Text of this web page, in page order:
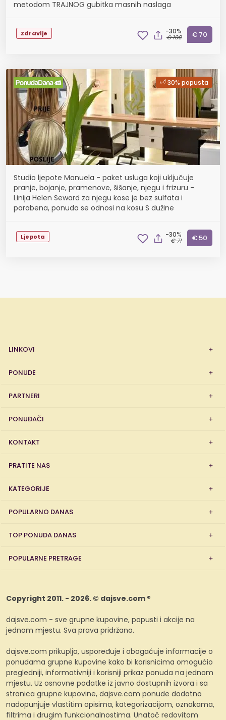
metodom TRAJNOG gubitka masnih naslaga
Zdravlje -30%
€ 100 € 70
30% popusta
Studio ljepote Manuela - paket usluga koji uključuje
pranje, bojanje, pramenove, šišanje, njegu i frizuru -
Linija Helen Seward za njegu kose je bez sulfata i
parabena, ponuda se odnosi na kosu S dužine
Ljepota -30%
€ 71 € 50
LINKOVI
PONUDE
PARTNERI
PONUĐAČI
KONTAKT
PRATITE NAS
KATEGORIJE
POPULARNO DANAS
TOP PONUDA DANAS
POPULARNE PRETRAGE
Copyright 2011. - 2026. © dajsve.com ®
dajsve.com - sve grupne kupovine, popusti i akcije na
jednom mjestu. Sva prava pridržana.
dajsve.com prikuplja, uspoređuje i obogaćuje informacije o
ponudama grupne kupovine kako bi korisnicima omogućio
pregledniji, informativniji i korisniji prikaz ponuda na jednom
mjestu. Uz osnovne podatke iz javno dostupnih izvora i sa
stranica grupne kupovine, dajsve.com ponude dodatno
nadopunjuje vlastitim opisima, kategorizacijom, oznakama,
filtrima i drugim funkcionalnostima. Unatoč redovitom